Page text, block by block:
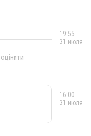
19:55
31 июля
16:00
31 июля